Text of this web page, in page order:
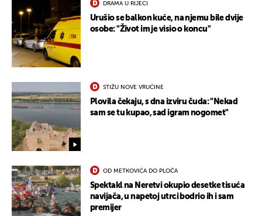
DRAMA U RIJECI
Urušio se balkon kuće, na njemu bile dvije
osobe: "Život im je visio o koncu"
STIŽU NOVE VRUĆINE
Plovila čekaju, s dna izviru čuda: "Nekad
sam se tu kupao, sad igram nogomet"
OD METKOVIĆA DO PLOČA
Spektakl na Neretvi okupio desetke tisuća
navijača, u napetoj utrci bodrio ih i sam
premijer